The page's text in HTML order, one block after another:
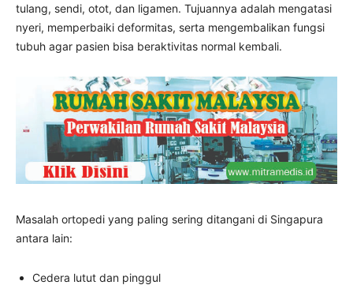
tulang, sendi, otot, dan ligamen. Tujuannya adalah mengatasi
nyeri, memperbaiki deformitas, serta mengembalikan fungsi
tubuh agar pasien bisa beraktivitas normal kembali.
Masalah ortopedi yang paling sering ditangani di Singapura
antara lain:
Cedera lutut dan pinggul